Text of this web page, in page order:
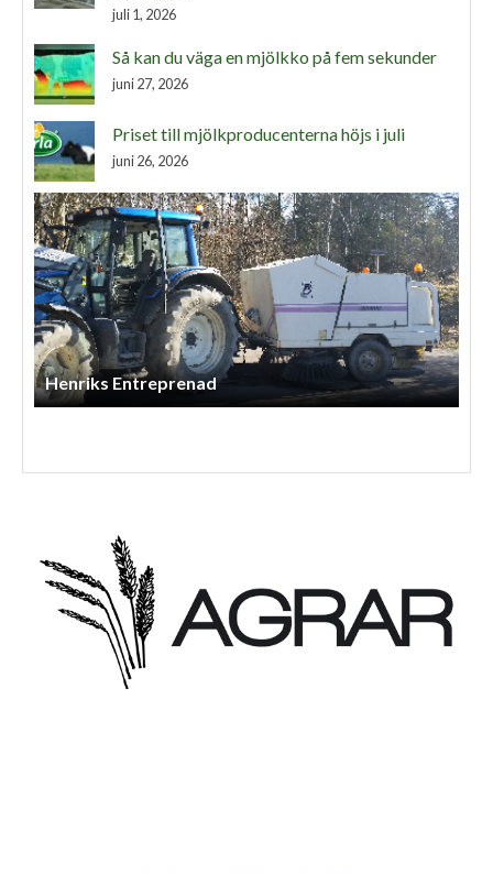
juli 1, 2026
Så kan du väga en mjölkko på fem sekunder
juni 27, 2026
Priset till mjölkproducenterna höjs i juli
juni 26, 2026
Åshall Torp